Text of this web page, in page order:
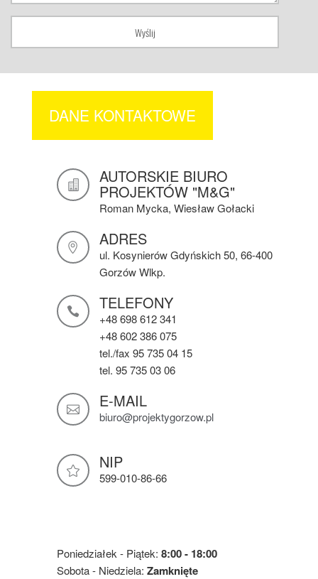
DANE KONTAKTOWE
AUTORSKIE BIURO
PROJEKTÓW "M&G"
Roman Mycka, Wiesław Gołacki
ADRES
ul. Kosynierów Gdyńskich 50, 66-400
Gorzów Wlkp.
TELEFONY
+48 698 612 341
+48 602 386 075
tel./fax 95 735 04 15
tel. 95 735 03 06
E-MAIL
biuro@projektygorzow.pl
NIP
599-010-86-66
Poniedziałek - Piątek: 8:00 - 18:00
Sobota - Niedziela: Zamknięte